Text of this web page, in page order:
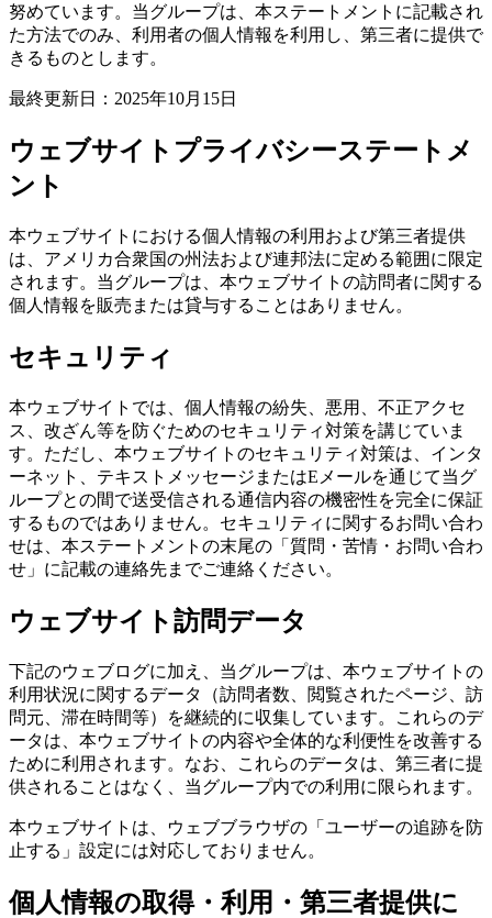
努めています。当グループは、本ステートメントに記載され
た方法でのみ、利用者の個人情報を利用し、第三者に提供で
きるものとします。
最終更新日：2025年10月15日
ウェブサイトプライバシーステートメ
ント
本ウェブサイトにおける個人情報の利用および第三者提供
は、アメリカ合衆国の州法および連邦法に定める範囲に限定
されます。当グループは、本ウェブサイトの訪問者に関する
個人情報を販売または貸与することはありません。
セキュリティ
本ウェブサイトでは、個人情報の紛失、悪用、不正アクセ
ス、改ざん等を防ぐためのセキュリティ対策を講じていま
す。ただし、本ウェブサイトのセキュリティ対策は、インタ
ーネット、テキストメッセージまたはEメールを通じて当グ
ループとの間で送受信される通信内容の機密性を完全に保証
するものではありません。セキュリティに関するお問い合わ
せは、本ステートメントの末尾の「質問・苦情・お問い合わ
せ」に記載の連絡先までご連絡ください。
ウェブサイト訪問データ
下記のウェブログに加え、当グループは、本ウェブサイトの
利用状況に関するデータ（訪問者数、閲覧されたページ、訪
問元、滞在時間等）を継続的に収集しています。これらのデ
ータは、本ウェブサイトの内容や全体的な利便性を改善する
ために利用されます。なお、これらのデータは、第三者に提
供されることはなく、当グループ内での利用に限られます。
本ウェブサイトは、ウェブブラウザの「ユーザーの追跡を防
止する」設定には対応しておりません。
個人情報の取得・利用・第三者提供に